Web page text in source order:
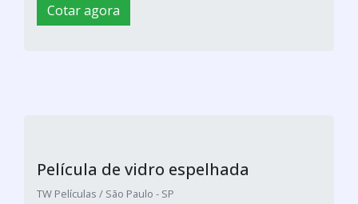
Cotar agora
Película de vidro espelhada
TW Películas / São Paulo - SP